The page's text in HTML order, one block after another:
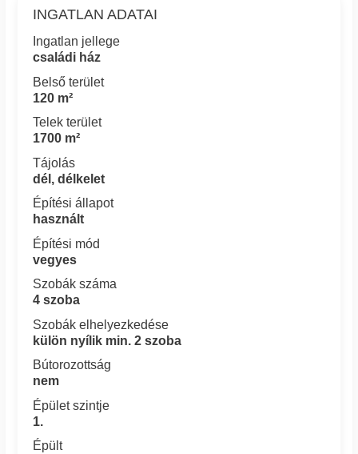
INGATLAN ADATAI
Ingatlan jellege
családi ház
Belső terület
120 m²
Telek terület
1700 m²
Tájolás
dél, délkelet
Építési állapot
használt
Építési mód
vegyes
Szobák száma
4 szoba
Szobák elhelyezkedése
külön nyílik min. 2 szoba
Bútorozottság
nem
Épület szintje
1.
Épült